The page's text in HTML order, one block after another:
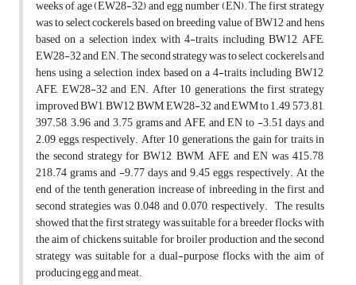
weeks of age (EW28-32) and egg number (EN). The first strategy
was to select cockerels based on breeding value of BW12 and hens
based on a selection index with 4-traits including BW12, AFE,
EW28-32 and EN. The second strategy was to select cockerels and
hens using a selection index based on a 4-traits including BW12,
AFE, EW28-32 and EN. After 10 generations, the first strategy
improved BW1, BW12, BWM, EW28-32 and EWM to 1.49, 573.81,
397.58, 3.96, and 3.75 grams and AFE and EN to -3.51 days and
2.09 eggs, respectively. After 10 generations, the gain for traits in
the second strategy for BW12, BWM, AFE and EN was 415.78,
218.74 grams and -9.77 days and 9.45 eggs, respectively. At the
end of the tenth generation increase of inbreeding in the first and
second strategies was 0.048 and 0.070, respectively. The results
showed that the first strategy was suitable for a breeder flocks with
the aim of chickens suitable for broiler production and the second
strategy was suitable for a dual-purpose flocks with the aim of
producing egg and meat.